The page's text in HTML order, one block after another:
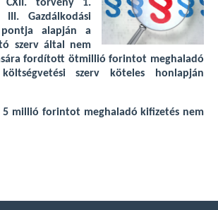
CXII. törvény 1.
Gazdálkodási
alapján a
szerv által nem
fordított ötmillió forintot meghaladó
szerv köteles honlapján
millió forintot meghaladó kifizetés nem